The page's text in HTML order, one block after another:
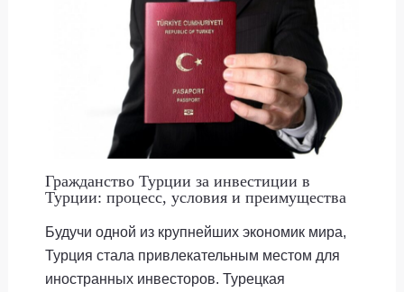
Гражданство Турции за инвестиции в
Турции: процесс, условия и преимущества
Будучи одной из крупнейших экономик мира,
Турция стала привлекательным местом для
иностранных инвесторов. Турецкая